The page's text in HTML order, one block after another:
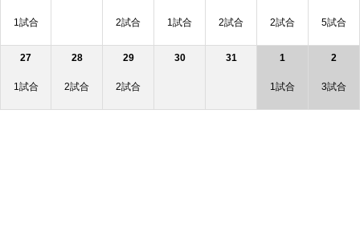
1試合 2試合 1試合 2試合 2試合 5試合
27
1試合
28
2試合
29
2試合
30 31 1
1試合
2
3試合